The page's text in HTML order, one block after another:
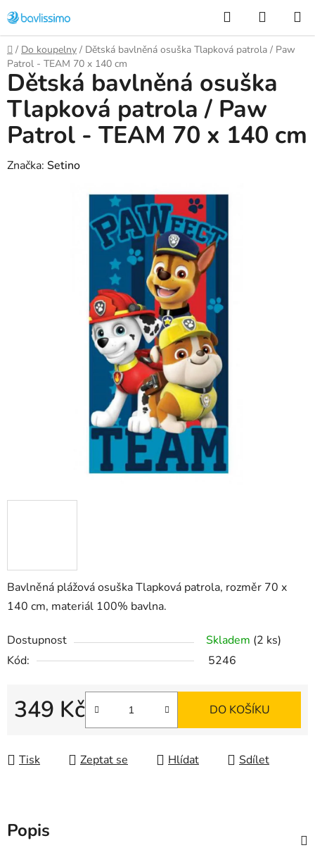
na
obsah
Hledat
KOŠÍK
Domů
/ Do koupelny / Dětská bavlněná osuška Tlapková patrola / Paw
Patrol - TEAM 70 x 140 cm
Bavlněná plážová osuška Tlapková patrola, rozměr 70 x
140 cm, materiál 100% bavlna.
Dostupnost Skladem (2 ks)
Kód:
5246
349 Kč DO KOŠÍKU
Tisk Zeptat se Hlídat Sdílet
Dětská bavlněná osuška
Tlapková patrola / Paw
Patrol - TEAM 70 x 140 cm
Značka: Setino
Popis